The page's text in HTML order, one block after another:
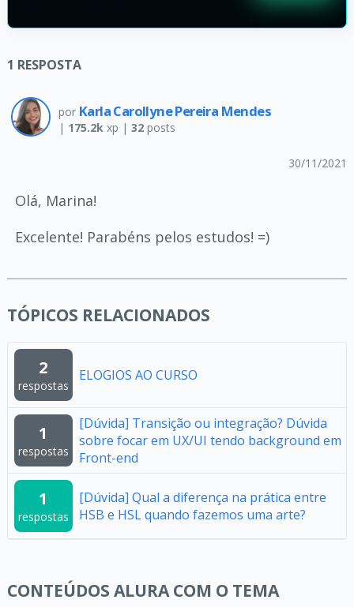
1 RESPOSTA
por Karla Carollyne Pereira Mendes
| 175.2kxp | 32posts
30/11/2021
Olá, Marina!
Excelente! Parabéns pelos estudos! =)
TÓPICOS RELACIONADOS
2
respostas
ELOGIOS AO CURSO
1
respostas
[Dúvida] Transição ou integração? Dúvida
sobre focar em UX/UI tendo background em
Front-end
1
respostas
[Dúvida] Qual a diferença na prática entre
HSB e HSL quando fazemos uma arte?
CONTEÚDOS ALURA COM O TEMA